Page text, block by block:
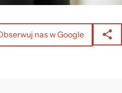
nas w Google